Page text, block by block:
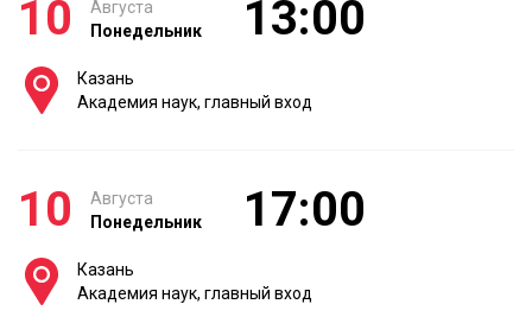
10
Августа
Понедельник
13:00
Казань
Академия наук, главный вход
10
Августа
Понедельник
17:00
Казань
Академия наук, главный вход